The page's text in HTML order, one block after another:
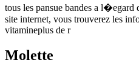
tous les pansue bandes a l�egard
site internet, vous trouverez les
vitamineplus de r
Molette